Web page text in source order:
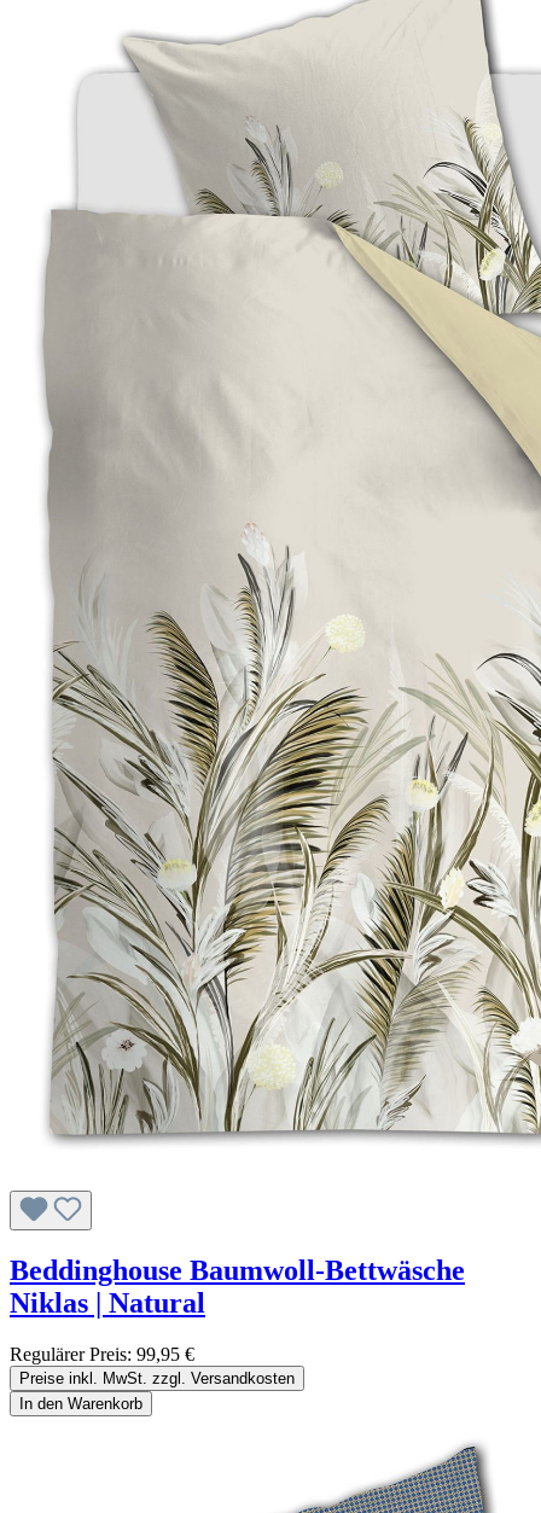
Beddinghouse Baumwoll-Bettwäsche
Niklas | Natural
Regulärer Preis: 99,95 €
Preise inkl. MwSt. zzgl. Versandkosten
In den Warenkorb